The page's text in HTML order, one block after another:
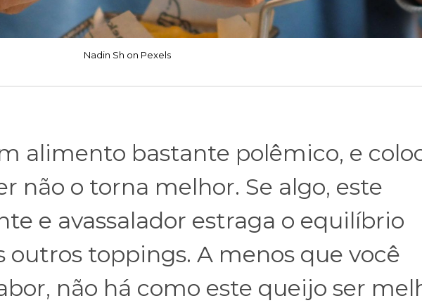
Nadin Sh on Pexels
alimento bastante polêmico, e
não o torna melhor. Se algo, este
e avassalador estraga o equilíbrio
outros toppings. A menos que você
não há como este queijo ser